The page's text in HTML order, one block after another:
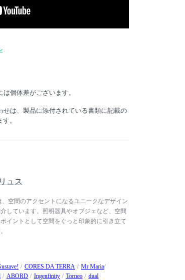
個体差がございます。
は、製品に添付されている書類に記載の
。
ュス
空間のアクセントになるユニークなデザイン
しています。照明器具やオブジェなど、空間
イントとして空間をぐっと印象的に引き立て
CORES DA TERRA
Mr Maria
ABORD Ingenfinity Torneo dual